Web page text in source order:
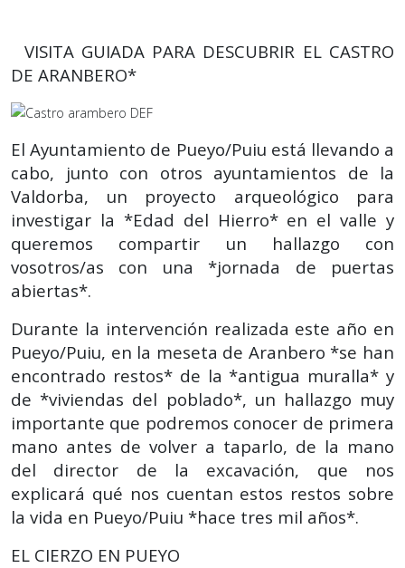
VISITA GUIADA PARA DESCUBRIR EL CASTRO
DE ARANBERO*
El Ayuntamiento de Pueyo/Puiu está llevando a
cabo, junto con otros ayuntamientos de la
Valdorba, un proyecto arqueológico para
investigar la *Edad del Hierro* en el valle y
queremos compartir un hallazgo con
vosotros/as con una *jornada de puertas
abiertas*.
Durante la intervención realizada este año en
Pueyo/Puiu, en la meseta de Aranbero *se han
encontrado restos* de la *antigua muralla* y
de *viviendas del poblado*, un hallazgo muy
importante que podremos conocer de primera
mano antes de volver a taparlo, de la mano
del director de la excavación, que nos
explicará qué nos cuentan estos restos sobre
la vida en Pueyo/Puiu *hace tres mil años*.
EL CIERZO EN PUEYO